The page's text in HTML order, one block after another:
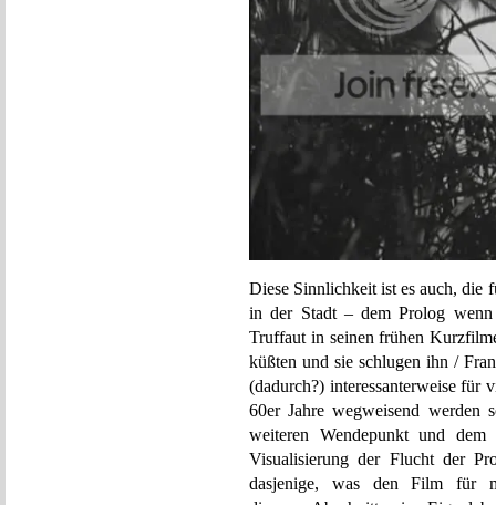
Diese Sinnlichkeit ist es auch, die
in der Stadt – dem Prolog
Truffaut in seinen frühen
küßten und sie schlugen ihn /
(dadurch?) interessanterweise für
60er Jahre wegweisend werden
weiteren Wendepunkt und
Visualisierung der Flucht der
dasjenige, was den Film für